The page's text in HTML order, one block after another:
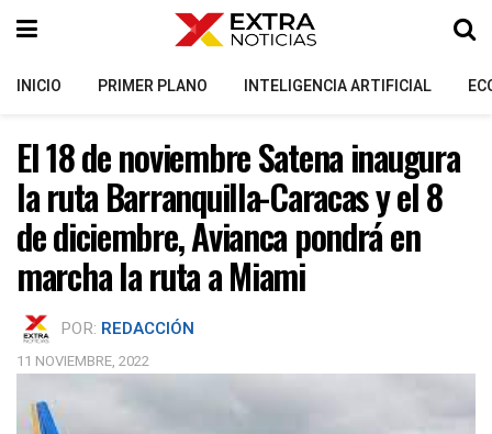
INICIO PRIMER PLANO INTELIGENCIA ARTIFICIAL
El 18 de noviembre Satena inaugura
la ruta Barranquilla-Caracas y el 8
de diciembre, Avianca pondrá en
marcha la ruta a Miami
POR: REDACCIÓN
11 NOVIEMBRE, 2022